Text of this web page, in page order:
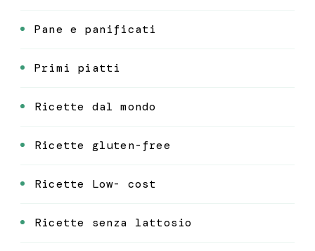
Pane e panificati
Primi piatti
Ricette dal mondo
Ricette gluten-free
Ricette Low- cost
Ricette senza lattosio